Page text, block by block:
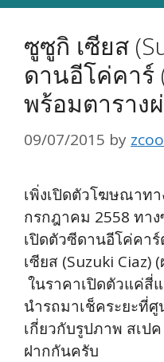
ซูซูกิ เซียส
ดานอีโค่คาร์
พร้อมตาราง
09/07/2015 by
เพิ่งเปิดตัวโฆษณาท
กรกฎาคม 2558 ทา
เปิดตัวซีดานอีโค่คา
เซียส (Suzuki Ciaz)
ในราคาเปิดตัวแค่สี่
นำรถมาเช็คระยะที่
เกี่ยวกับรูปภาพ สเป
ฝากกันครับ